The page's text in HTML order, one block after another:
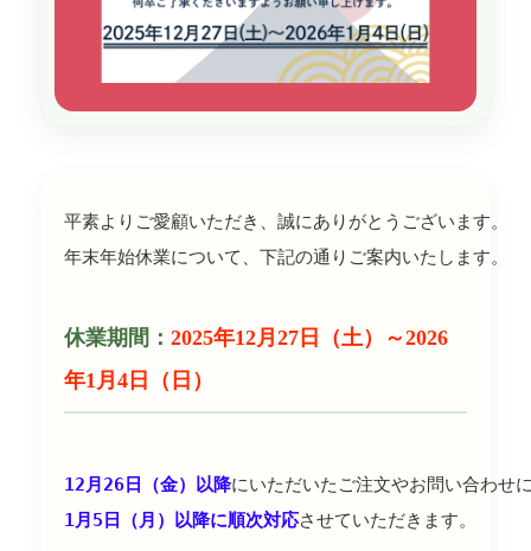
平素よりご愛顧いただき、誠にありがとうございます。
休業期間： 2025年12月27日（土）～2026
年1月4日（日）
12月26日（金）以降にいただいたご注文やお問い合わせ
1月5日（月）以降に順次対応